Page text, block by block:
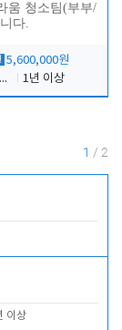
움 청소팀(부부/
다.
5,600,000원
전반적인 청소 업무(객실청소.객실정리)
1년 이상
1 / 2
이상